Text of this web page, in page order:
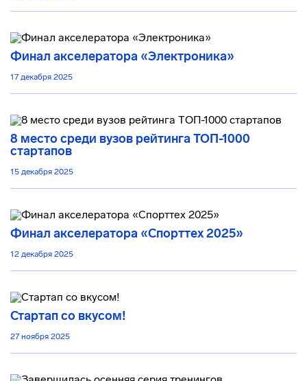
Финал акселератора «Электроника»
17 декабря 2025
8 место среди вузов рейтинга ТОП-1000
стартапов
15 декабря 2025
Финал акселератора «Спорттех 2025»
12 декабря 2025
Стартап со вкусом!
27 ноября 2025